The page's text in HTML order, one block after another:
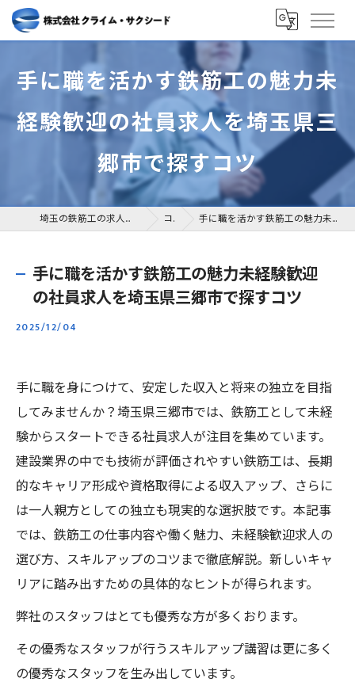
手に職を活かす鉄筋工の魅力未
経験歓迎の社員求人を埼玉県三
郷市で探すコツ
埼玉の鉄筋工の求人なら株式会社クライム・サクシード コラム 手に職を活かす鉄筋工の魅力未経験歓迎の社員求人を埼玉県三郷市で探すコツ
手に職を活かす鉄筋工の魅力未経験歓迎
の社員求人を埼玉県三郷市で探すコツ
2025/12/04
手に職を身につけて、安定した収入と将来の独立を目指
してみませんか？埼玉県三郷市では、鉄筋工として未経
験からスタートできる社員求人が注目を集めています。
建設業界の中でも技術が評価されやすい鉄筋工は、長期
的なキャリア形成や資格取得による収入アップ、さらに
は一人親方としての独立も現実的な選択肢です。本記事
では、鉄筋工の仕事内容や働く魅力、未経験歓迎求人の
選び方、スキルアップのコツまで徹底解説。新しいキャ
リアに踏み出すための具体的なヒントが得られます。
弊社のスタッフはとても優秀な方が多くおります。
その優秀なスタッフが行うスキルアップ講習は更に多く
の優秀なスタッフを生み出しています。